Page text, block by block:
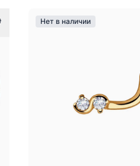
Нет в наличии